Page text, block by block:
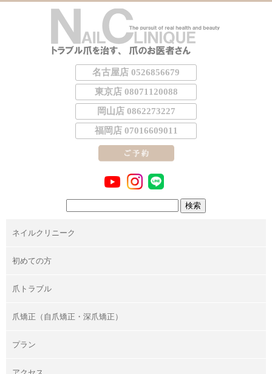
名古屋店 0526856679
東京店 08071120088
岡山店 0862273227
福岡店 07016609011
ネイルクリニーク
初めての方
爪トラブル
爪矯正（自爪矯正・深爪矯正）
プラン